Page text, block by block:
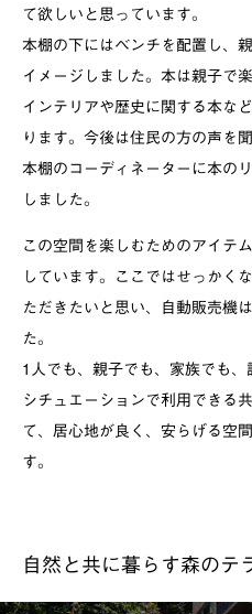
て欲しいと思っています。
本棚の下にはベンチを配置し、
イメージしました。本は親子で
インテリアや歴史に関する本な
ります。今後は住民の方の声を
本棚のコーディネーターに本の
しました。
この空間を楽しむためのアイテ
しています。ここではせっかく
ただきたいと思い、自動販売機
た。
1人でも、親子でも、家族でも
シチュエーションで利用できる
て、居心地が良く、安らげる空
す。
自然と共に暮らす森のテ